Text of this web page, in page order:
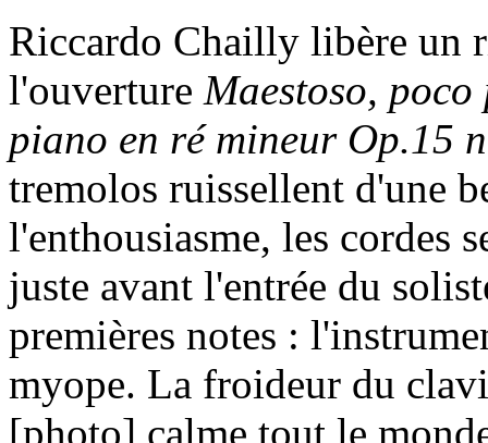
Riccardo Chailly libère un
l'ouverture Maestoso,
piano en ré mineur Op.15
tremolos ruissellent d'une
l'enthousiasme, les cordes
juste avant l'entrée du
premières notes :
myope. La froideur du
[photo] calme tout le